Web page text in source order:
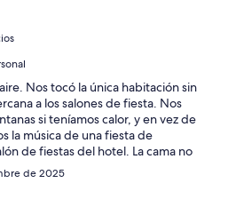
Nos tocó la única habitación sin
a los salones de fiesta. Nos
si teníamos calor, y en vez de
la música de una fiesta de
de fiestas del hotel. La cama no
de 2025